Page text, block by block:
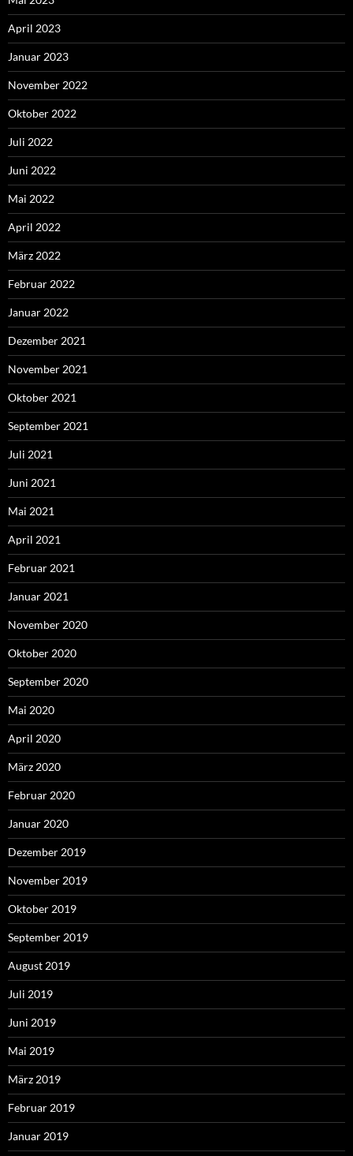
April 2023
Januar 2023
November 2022
Oktober 2022
Juli 2022
Juni 2022
Mai 2022
April 2022
März 2022
Februar 2022
Januar 2022
Dezember 2021
November 2021
Oktober 2021
September 2021
Juli 2021
Juni 2021
Mai 2021
April 2021
Februar 2021
Januar 2021
November 2020
Oktober 2020
September 2020
Mai 2020
April 2020
März 2020
Februar 2020
Januar 2020
Dezember 2019
November 2019
Oktober 2019
September 2019
August 2019
Juli 2019
Juni 2019
Mai 2019
März 2019
Februar 2019
Januar 2019